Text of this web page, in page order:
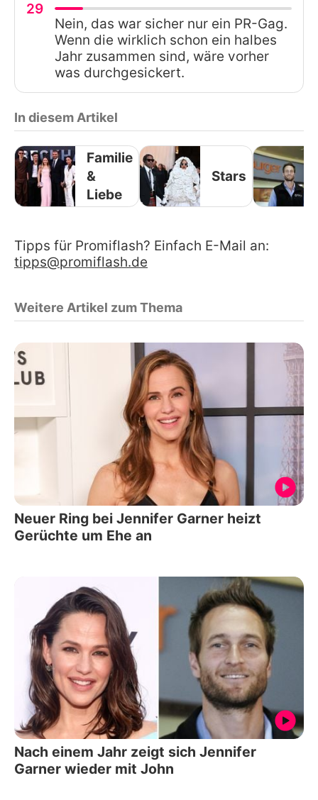
29
Nein, das war sicher nur ein PR-Gag.
Wenn die wirklich schon ein halbes
Jahr zusammen sind, wäre vorher
was durchgesickert.
In diesem Artikel
Familie
&
Liebe
Stars
Tipps für Promiflash? Einfach E-Mail an:
tipps@promiflash.de
Weitere Artikel zum Thema
Neuer Ring bei Jennifer Garner heizt
Gerüchte um Ehe an
Nach einem Jahr zeigt sich Jennifer
Garner wieder mit John